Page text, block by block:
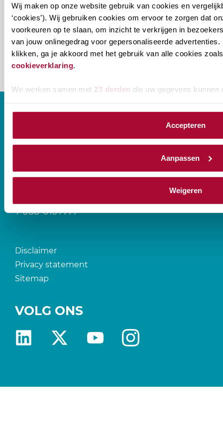
Wij maken op onze website gebruik van cookies en
‘cookies’). Wij gebruiken cookies om ervoor te zorgen dat
voorkeuren op te slaan, om inzicht te verkrijgen in
van jouw onlinegedrag voor gepersonaliseerde advertenties.
klikken, ga je akkoord met het gebruik van alle cookies
cookieverklaring
We werken samen met 23 derden die uw gegevens kunnen
Accepteren
Aanpassen
Weigeren
van het RB? Geef dan in je profiel op Mijn RB
aan welke nieuwsbrieven je wil ontvangen.
CONTACT
T088-0107777
Disclaimer
Privacy statement
Sitemap
VOLG ONS